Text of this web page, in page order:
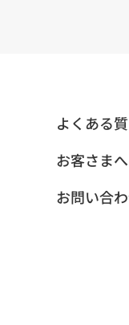
よくある
お客さま
お問い合